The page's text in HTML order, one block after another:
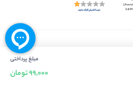
مبلغ پرداختی
99,000 تومان
استعلام گواهینامه